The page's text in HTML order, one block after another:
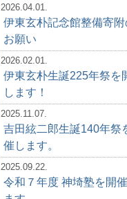
2026.04.01.
伊東玄朴記念館整備寄附
お願い
2026.02.01.
伊東玄朴生誕225年祭を
します！
2025.11.07.
吉田絃二郎生誕140年祭
催します。
2025.09.22.
令和７年度 神埼塾を開